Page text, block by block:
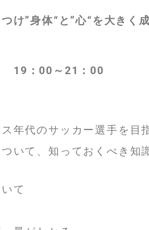
け”身体“と”心“を大きく
19：00～21：00
年代のサッカー選手を目
ついて、知っておくべき知
て